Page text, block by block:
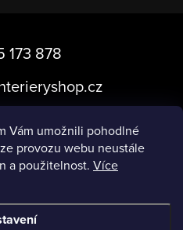
Vám umožnili pohodlné
provozu webu neustále
a použitelnost. Více
173 878